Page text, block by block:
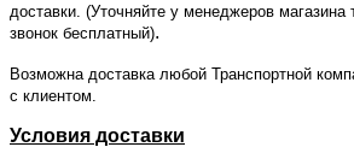
доставки. (Уточняйте у менеджеров магазина
звонок бесплатный).
Возможна доставка любой Транспортной
с клиентом.
Условия доставки